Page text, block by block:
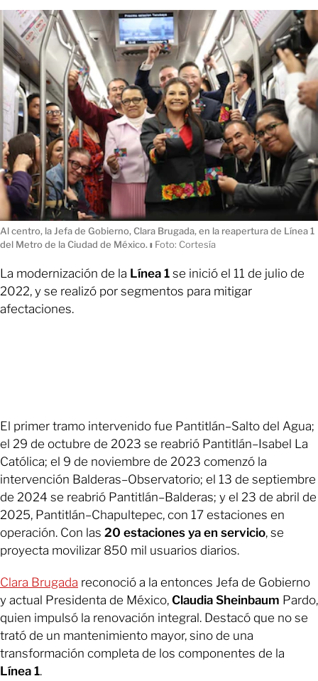
Al centro, la Jefa de Gobierno, Clara Brugada, en la reapertura de Línea 1
del Metro de la Ciudad de México.ı Foto: Cortesía
La modernización de la Línea 1 se inició el 11 de julio de
2022, y se realizó por segmentos para mitigar
afectaciones.
El primer tramo intervenido fue Pantitlán–Salto del Agua;
el 29 de octubre de 2023 se reabrió Pantitlán–Isabel La
Católica; el 9 de noviembre de 2023 comenzó la
intervención Balderas–Observatorio; el 13 de septiembre
de 2024 se reabrió Pantitlán–Balderas; y el 23 de abril de
2025, Pantitlán–Chapultepec, con 17 estaciones en
operación. Con las 20 estaciones ya en servicio, se
proyecta movilizar 850 mil usuarios diarios.
Clara Brugada reconoció a la entonces Jefa de Gobierno
y actual Presidenta de México, Claudia Sheinbaum Pardo,
quien impulsó la renovación integral. Destacó que no se
trató de un mantenimiento mayor, sino de una
transformación completa de los componentes de la
Línea 1.